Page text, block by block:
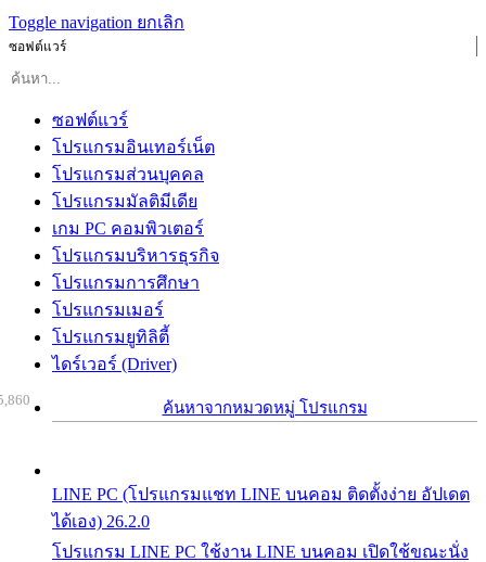
Toggle navigation ยกเลิก
ซอฟต์แวร์
ซอฟต์แวร์
โปรแกรมอินเทอร์เน็ต
โปรแกรมส่วนบุคคล
โปรแกรมมัลติมีเดีย
เกม PC คอมพิวเตอร์
โปรแกรมบริหารธุรกิจ
โปรแกรมการศึกษา
โปรแกรมเมอร์
โปรแกรมยูทิลิตี้
ไดร์เวอร์ (Driver)
ค้นหาจากหมวดหมู่ โปรแกรม
LINE PC (โปรแกรมแชท LINE บนคอม ติดตั้งง่าย อัปเดต
ได้เอง) 26.2.0
โปรแกรม LINE PC ใช้งาน LINE บนคอม เปิดใช้ขณะนั่ง